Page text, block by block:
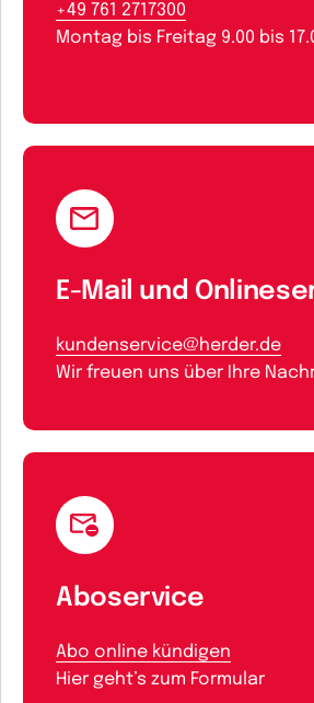
+49 761 2717300
Montag bis Freitag 9.00 bis
E-Mail und
kundenservice@herder.de
Wir freuen uns über Ihre
Aboservice
Abo online kündigen
Hier geht’s zum Formular